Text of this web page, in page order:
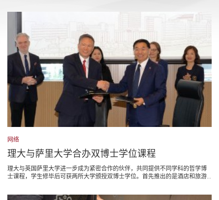
网络
理大与萨里大学合办双博士学位课程
理大与英国萨里大学进一步成为紧密合作的伙伴，共同提供不同学科的哲学博
士课程，学生修毕后可获两所大学颁授双博士学位。首先推出的是酒店和旅游...